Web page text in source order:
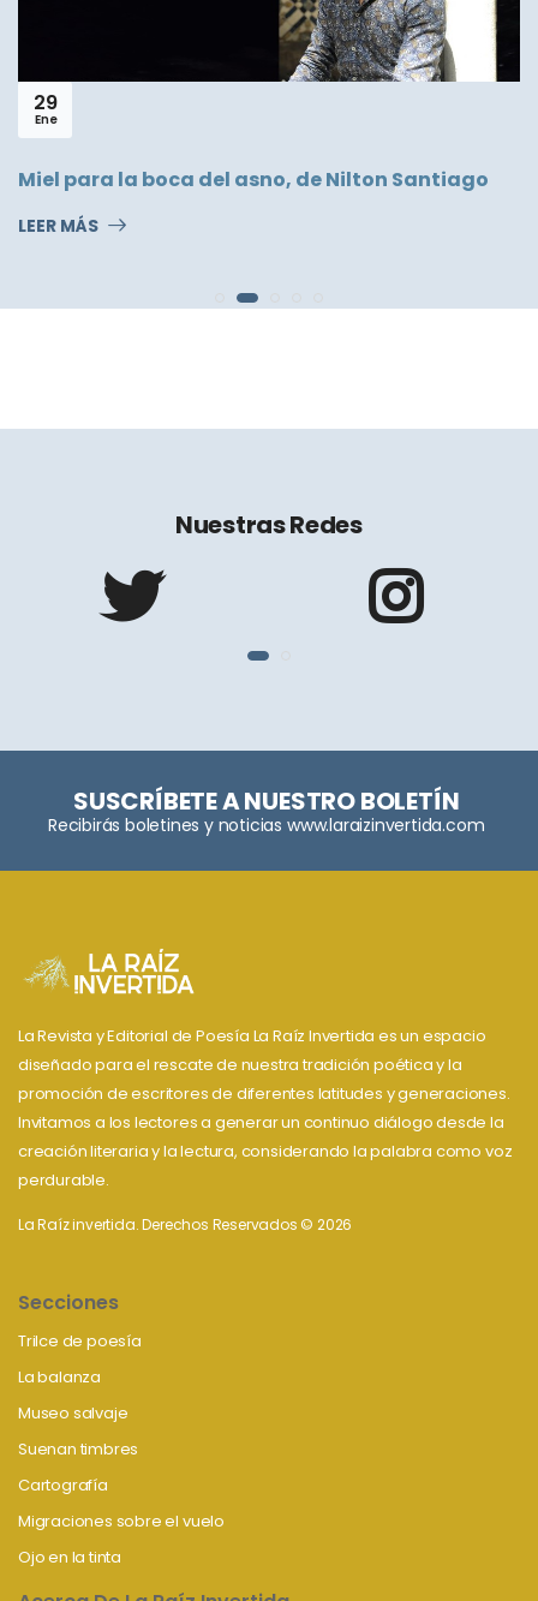
29
Ene
Miel para la boca del asno, de Nilton Santiago
LEER MÁS
Nuestras Redes
SUSCRÍBETE A NUESTRO BOLETÍN
Recibirás boletines y noticias www.laraizinvertida.com
La Revista y Editorial de Poesía La Raíz Invertida es un espacio
diseñado para el rescate de nuestra tradición poética y la
promoción de escritores de diferentes latitudes y generaciones.
Invitamos a los lectores a generar un continuo diálogo desde la
creación literaria y la lectura, considerando la palabra como voz
perdurable.
La Raíz invertida. Derechos Reservados © 2026
Secciones
Trilce de poesía
La balanza
Museo salvaje
Suenan timbres
Cartografía
Migraciones sobre el vuelo
Ojo en la tinta